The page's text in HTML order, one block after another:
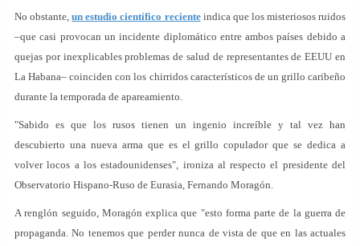
No obstante,un estudio científico recienteindica que los misteriosos ruidos
–que casi provocan un incidente diplomático entre ambos países debido a
quejas por inexplicables problemas de salud de representantes de EEUU en
La Habana– coinciden con los chirridos característicos de un grillo caribeño
durante la temporada de apareamiento.
"Sabido es que los rusos tienen un ingenio increíble y tal vez han
descubierto una nueva arma que es el grillo copulador que se dedica a
volver locos a los estadounidenses", ironiza al respecto el presidente del
Observatorio Hispano-Ruso de Eurasia, Fernando Moragón.
A renglón seguido, Moragón explica que "esto forma parte de la guerra de
propaganda. No tenemos que perder nunca de vista de que en las actuales